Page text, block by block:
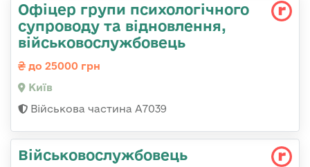
Офіцер групи психологічного
супроводу та відновлення,
військовослужбовець
до 25000 грн
Київ
Військова частина А7039
Військовослужбовець